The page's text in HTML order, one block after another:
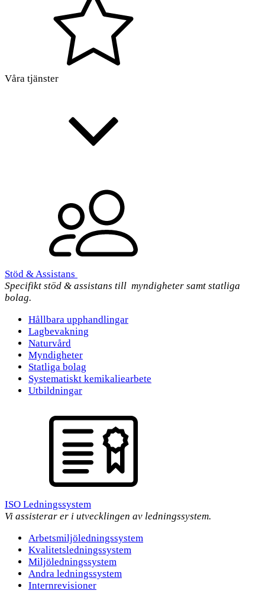
Våra tjänster
Stöd & Assistans
Specifikt stöd & assistans till myndigheter samt statliga
bolag.
Hållbara upphandlingar
Lagbevakning
Naturvård
Myndigheter
Statliga bolag
Systematiskt kemikaliearbete
Utbildningar
ISO Ledningssystem
Vi assisterar er i utvecklingen av ledningssystem.
Arbetsmiljöledningssystem
Kvalitetsledningssystem
Miljöledningssystem
Andra ledningssystem
Internrevisioner